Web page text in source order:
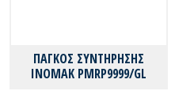
ΠΑΓΚΟΣ ΣΥΝΤΗΡΗΣΗΣ
ΙΝΟΜΑΚ PMRP9999/GL